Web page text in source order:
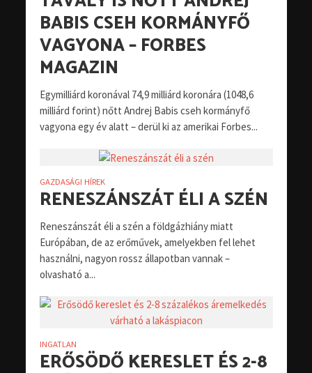
BABIS CSEH KORMÁNYFŐ
VAGYONA – FORBES
MAGAZIN
Egymilliárd koronával 74,9 milliárd koronára (1048,6
milliárd forint) nőtt Andrej Babis cseh kormányfő
vagyona egy év alatt – derül ki az amerikai Forbes...
GAZDASÁGI HÍREK
RENESZÁNSZÁT ÉLI A SZÉN
Reneszánszát éli a szén a földgázhiány miatt
Európában, de az erőművek, amelyekben fel lehet
használni, nagyon rossz állapotban vannak –
olvasható a...
INGATLAN
ERŐSÖDŐ KERESLET ÉS 2-8